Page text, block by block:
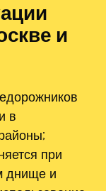
и
в
при
днище и